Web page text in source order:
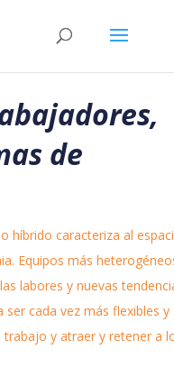
de
híbrido caracteriza al
Equipos más
labores y nuevas
cada vez más flexibles y
y atraer y retener a